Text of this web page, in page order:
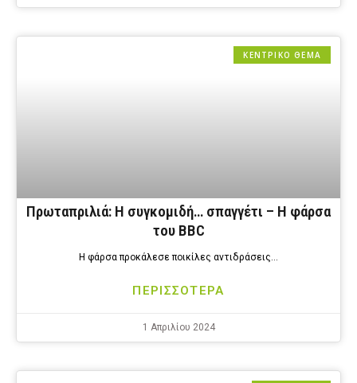
ΚΕΝΤΡΙΚΟ ΘΕΜΑ
Πρωταπριλιά: Η συγκομιδή… σπαγγέτι – Η φάρσα
του BBC
Η φάρσα προκάλεσε ποικίλες αντιδράσεις…
ΠΕΡΙΣΣΟΤΕΡΑ
1 Απριλίου 2024